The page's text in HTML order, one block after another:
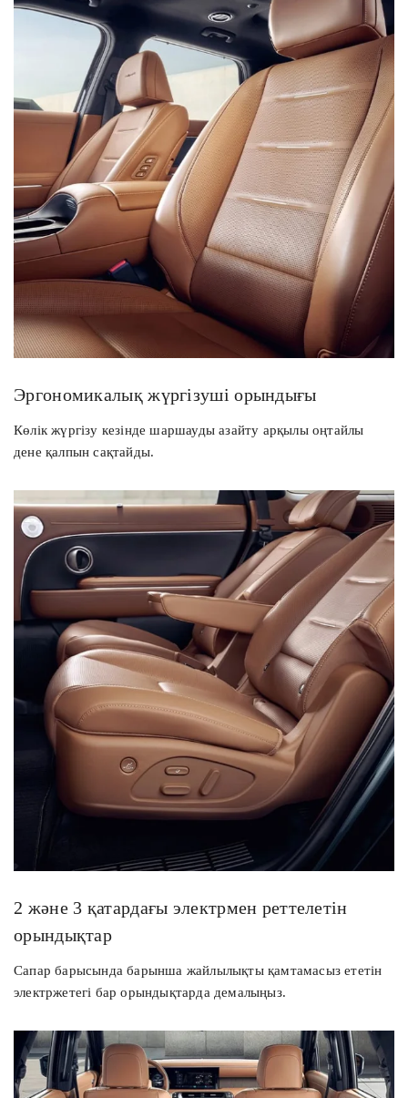
Эргономикалық жүргізуші орындығы
Көлік жүргізу кезінде шаршауды азайту арқылы оңтайлы
дене қалпын сақтайды.
2 және 3 қатардағы электрмен реттелетін
орындықтар
Сапар барысында барынша жайлылықты қамтамасыз ететін
электржетегі бар орындықтарда демалыңыз.